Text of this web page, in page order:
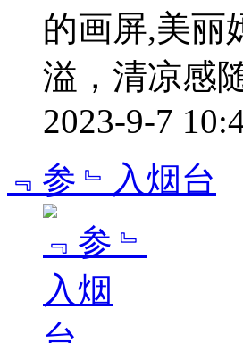
的画屏,美丽
溢，清凉感
2023-9-7
﹃参﹄入烟台